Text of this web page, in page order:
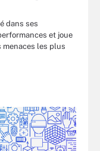
dans ses
et joue
les plus